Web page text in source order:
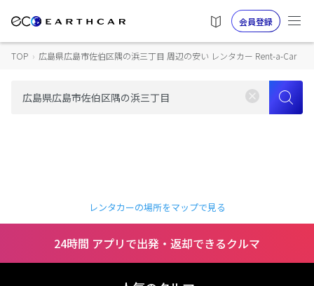
会員登録
TOP › 広島県広島市佐伯区隅の浜三丁目 周辺の安い レンタカー Rent-a-Car
レンタカーの場所をマップで見る
24時間 アプリで出発・返却できるクルマ